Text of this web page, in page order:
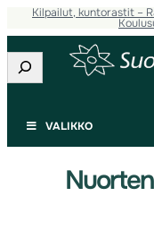
Kilpailut, kuntorastit –
Etsi
VALIKKO